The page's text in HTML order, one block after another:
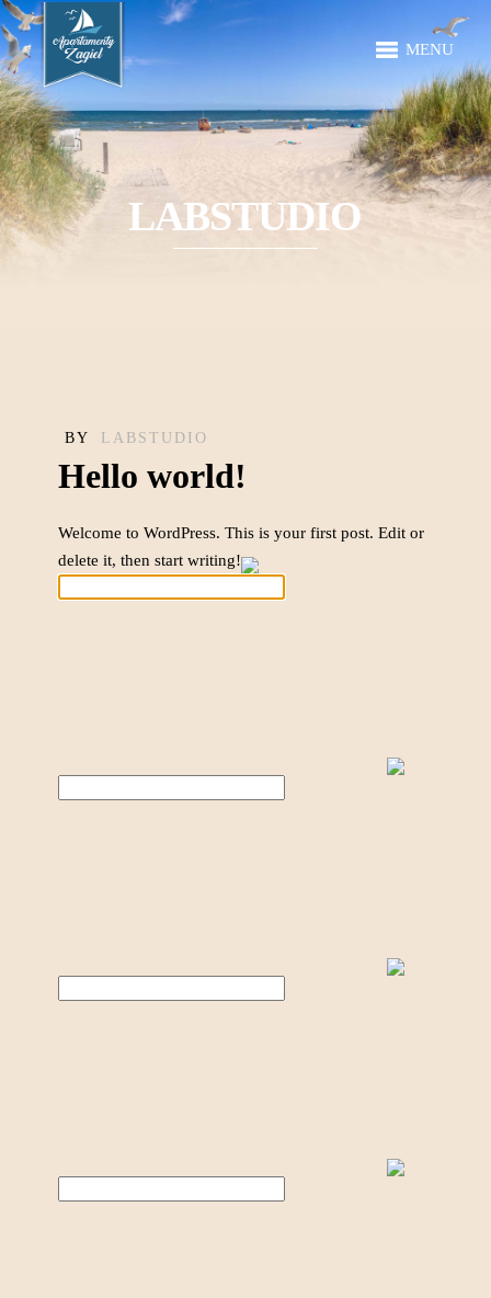
MENU
LABSTUDIO
BY LABSTUDIO
Hello world!
Welcome to WordPress. This is your first post. Edit or
delete it, then start writing!